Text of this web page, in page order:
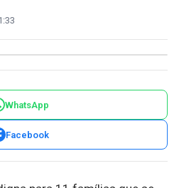
WhatsApp
Facebook